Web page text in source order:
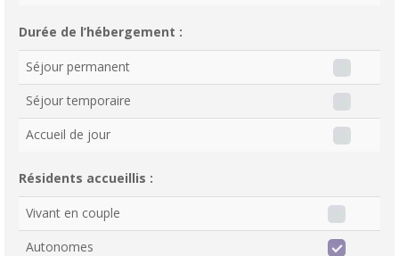
Durée de l’hébergement :
Séjour permanent
Séjour temporaire
Accueil de jour
Résidents accueillis :
Vivant en couple
Autonomes